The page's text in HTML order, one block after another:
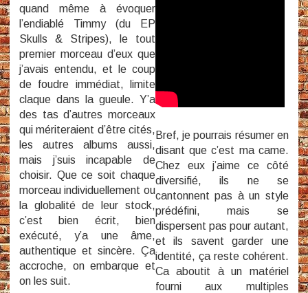
quand même à évoquer
l’endiablé Timmy (du EP
Skulls & Stripes), le tout
premier morceau d’eux que
j’avais entendu, et le coup
de foudre immédiat, limite
claque dans la gueule. Y’a
des tas d’autres morceaux
qui mériteraient d’être cités,
les autres albums aussi,
mais j’suis incapable de
choisir. Que ce soit chaque
morceau individuellement ou
la globalité de leur stock,
c’est bien écrit, bien
exécuté, y’a une âme,
authentique et sincère. Ça
accroche, on embarque et
on les suit.
Bref, je pourrais résumer en
disant que c’est ma came.
Chez eux j’aime ce côté
diversifié, ils ne se
cantonnent pas à un style
prédéfini, mais se
dispersent pas pour autant,
et ils savent garder une
identité, ça reste cohérent.
Ca aboutit à un matériel
fourni aux multiples